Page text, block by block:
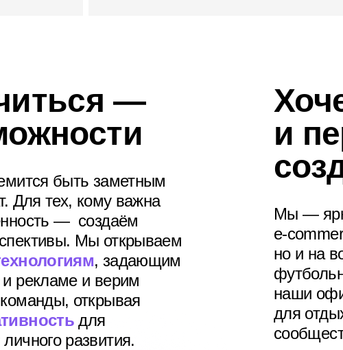
—
быть заметным
Для тех, кому важна
— создаём
Мы открываем
, задающим
рекламе и верим
команды, открывая
для
развития.
и
Мы —
но и на
наши
для